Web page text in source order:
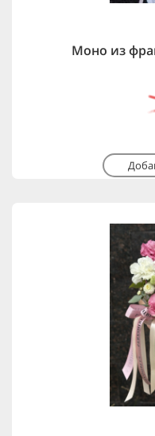
Моно из